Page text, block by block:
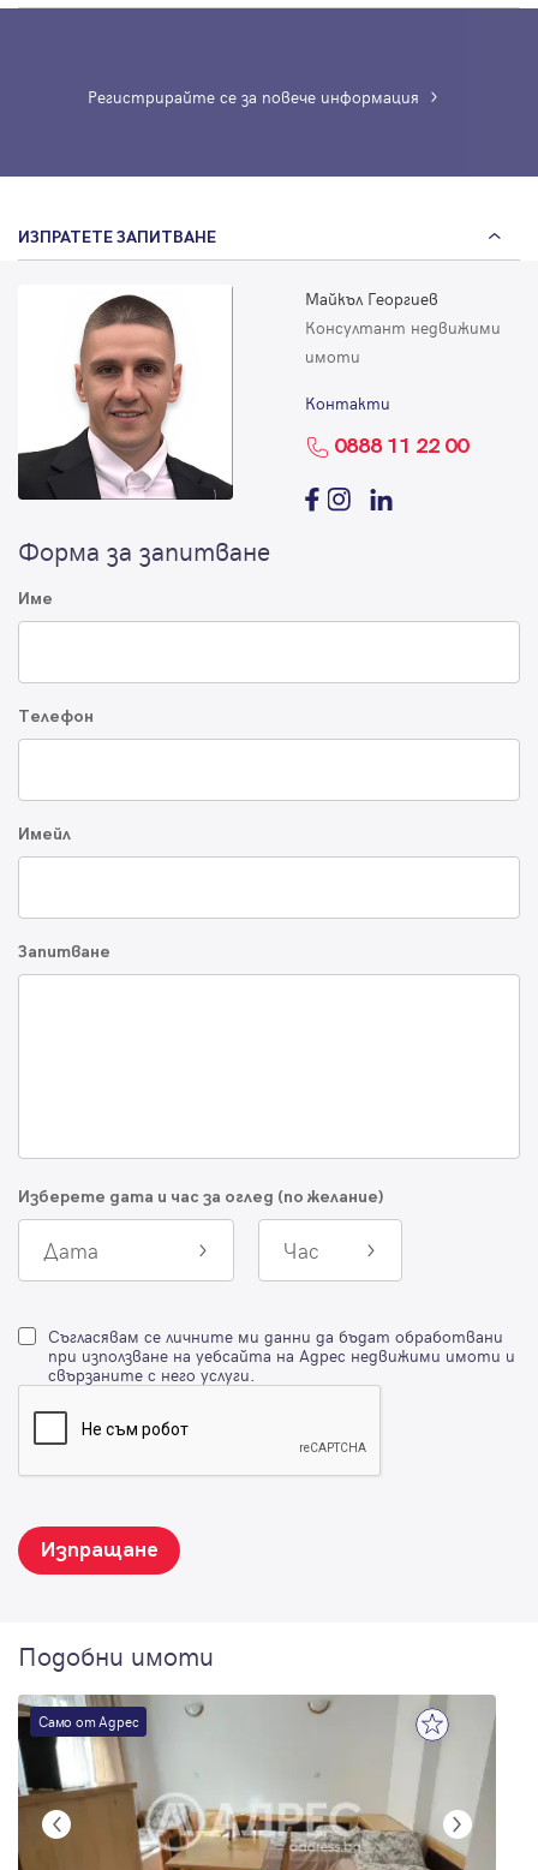
Регистрирайте се за повече информация
ИЗПРАТЕТЕ ЗАПИТВАНЕ
Майкъл Георгиев
Консултант недвижими
имоти
Контакти
0888 11 22 00
Форма за запитване
Име
Телефон
Имейл
Запитване
Изберете дата и час за оглед (по желание)
Дата Час
Съгласявам се личните ми данни да бъдат обработвани
при използване на уебсайта на Адрес недвижими имоти и
свързаните с него услуги.
Изпращане
Подобни имоти
Само от Адрес